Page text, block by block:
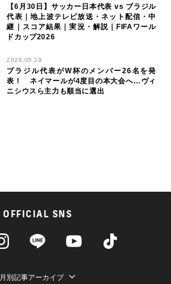
【6月30日】サッカー日本代表 vs ブラジル
代表｜地上波テレビ放送・ネット配信・中
継｜スコア結果｜実況・解説｜FIFAワール
ドカップ2026
2026.05.19
ブラジル代表がW杯のメンバー26名を発
表！ ネイマールが4度目の本大会へ…ヴィ
ニシウスら主力も順当に選出
OFFICIAL SNS
月別記事アーカイブ